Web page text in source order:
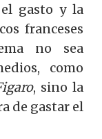
gasto y la
franceses
no sea
como
, sino la
de gastar el